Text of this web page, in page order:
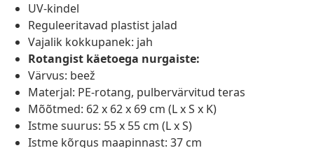
UV-kindel
Reguleeritavad plastist jalad
Vajalik kokkupanek: jah
Rotangist käetoega nurgaiste:
Värvus: beež
Materjal: PE-rotang, pulbervärvitud teras
Mõõtmed: 62 x 62 x 69 cm (L x S x K)
Istme suurus: 55 x 55 cm (L x S)
Istme kõrgus maapinnast: 37 cm